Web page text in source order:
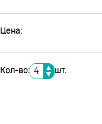
Цена:
Кол-во: ▲
▼ шт.